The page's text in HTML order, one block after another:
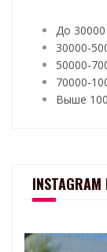
До 30000
30000-
50000-
70000-
Выше